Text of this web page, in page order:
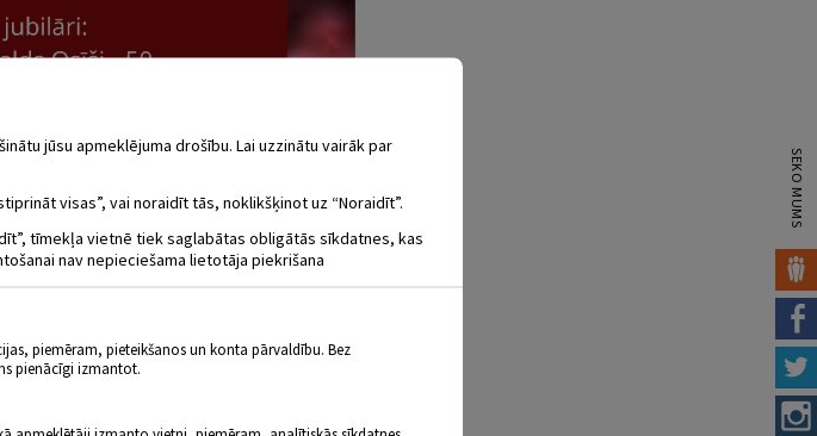
SEKO MUMS
jūsu apmeklējuma drošību. Lai uzzinātu vairāk par
visas”, vai noraidīt tās, noklikšķinot uz “Noraidīt”.
tīmekļa vietnē tiek saglabātas obligātās sīkdatnes, kas
nav nepieciešama lietotāja piekrišana
piemēram, pieteikšanos un konta pārvaldību. Bez
pienācīgi izmantot.